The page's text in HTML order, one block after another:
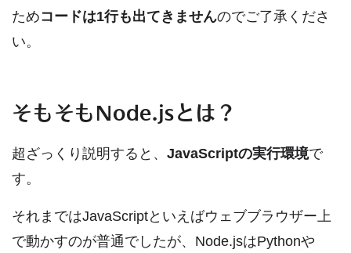
ためコードは1行も出てきませんのでご了承くださ
い。
そもそもNode.jsとは？
超ざっくり説明すると、 JavaScriptの実行環境で
す。
それまではJavaScriptといえばウェブブラウザー上
で動かすのが普通でしたが、Node.jsはPythonや